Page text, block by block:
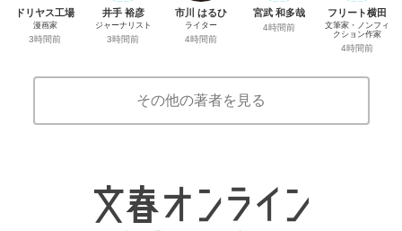
ドリヤス工場
漫画家
3時間前
井手 裕彦
ジャーナリスト
3時間前
市川 はるひ
ライター
4時間前
宮武 和多哉
4時間前
フリート横田
文筆家・ノンフィ
クション作家
4時間前
その他の著者を見る